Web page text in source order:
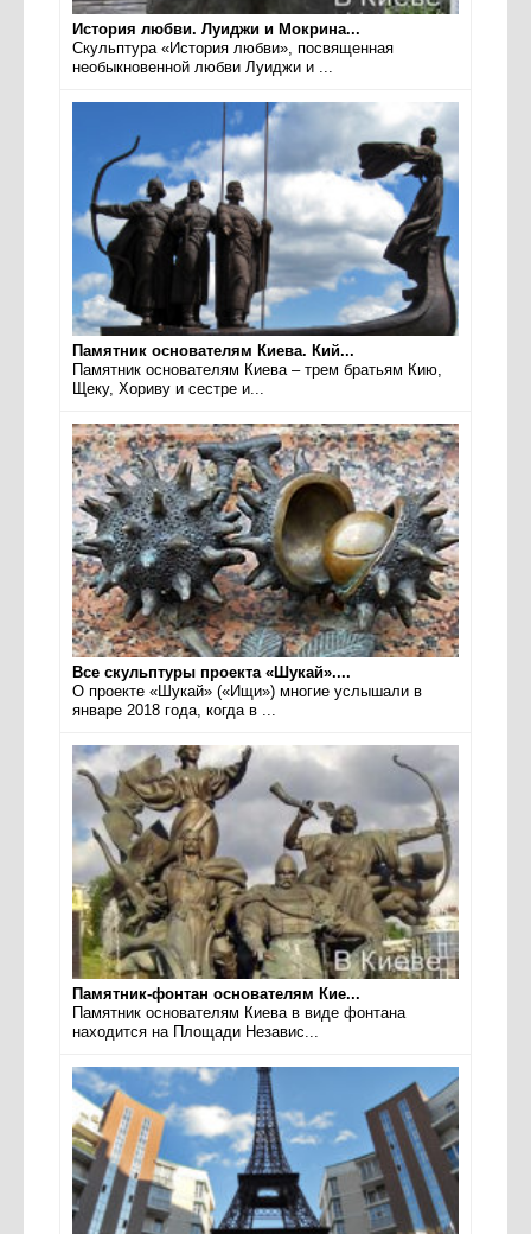
История любви. Луиджи и Мокрина...
Скульптура «История любви», посвященная
необыкновенной любви Луиджи и ...
Памятник основателям Киева. Кий...
Памятник основателям Киева – трем братьям Кию,
Щеку, Хориву и сестре и...
Все скульптуры проекта «Шукай»....
О проекте «Шукай» («Ищи») многие услышали в
январе 2018 года, когда в ...
Памятник-фонтан основателям Кие...
Памятник основателям Киева в виде фонтана
находится на Площади Независ...